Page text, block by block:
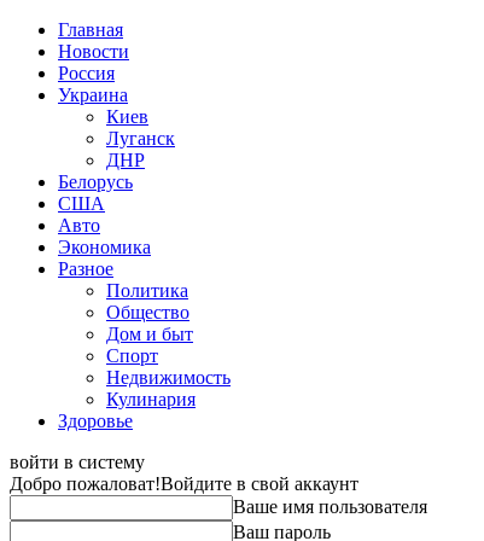
Главная
Новости
Россия
Украина
Киев
Луганск
ДНР
Белорусь
США
Авто
Экономика
Разное
Политика
Общество
Дом и быт
Спорт
Недвижимость
Кулинария
Здоровье
войти в систему
Добро пожаловат!Войдите в свой аккаунт
Ваше имя пользователя
Ваш пароль